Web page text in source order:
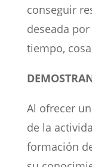
conseguir
deseada
tiempo,
Al ofrecer
de la
formación